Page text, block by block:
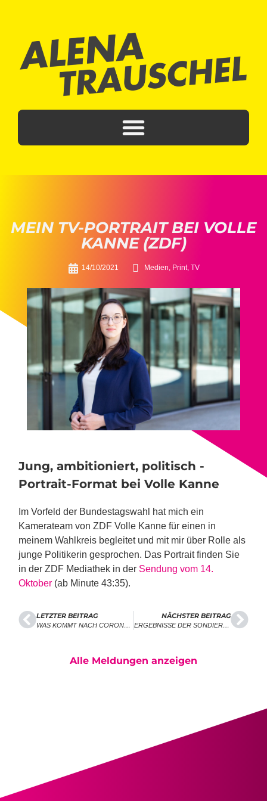
MEIN TV-PORTRAIT BEI VOLLE
KANNE (ZDF)
14/10/2021 Medien, Print, TV
Jung, ambitioniert, politisch -
Portrait-Format bei Volle Kanne
Im Vorfeld der Bundestagswahl hat mich ein
Kamerateam von ZDF Volle Kanne für einen in
meinem Wahlkreis begleitet und mit mir über Rolle als
junge Politikerin gesprochen. Das Portrait finden Sie
in der ZDF Mediathek in der Sendung vom 14.
Oktober (ab Minute 43:35).
LETZTER BEITRAG
WAS KOMMT NACH CORONA? – POSITIONSPAPIER
NÄCHSTER BEITRAG
ERGEBNISSE DER SONDIERUNGEN MACHEN LUST AUF MEHR
Alle Meldungen anzeigen